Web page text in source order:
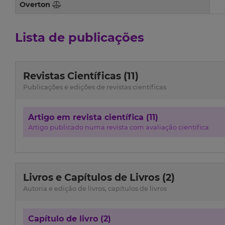
Overton
Lista de publicações
Revistas Científicas (11)
Publicações e edições de revistas científicas
Artigo em revista científica (11)
Artigo publicado numa revista com avaliação científica
Livros e Capítulos de Livros (2)
Autoria e edição de livros, capítulos de livros
Capítulo de livro (2)